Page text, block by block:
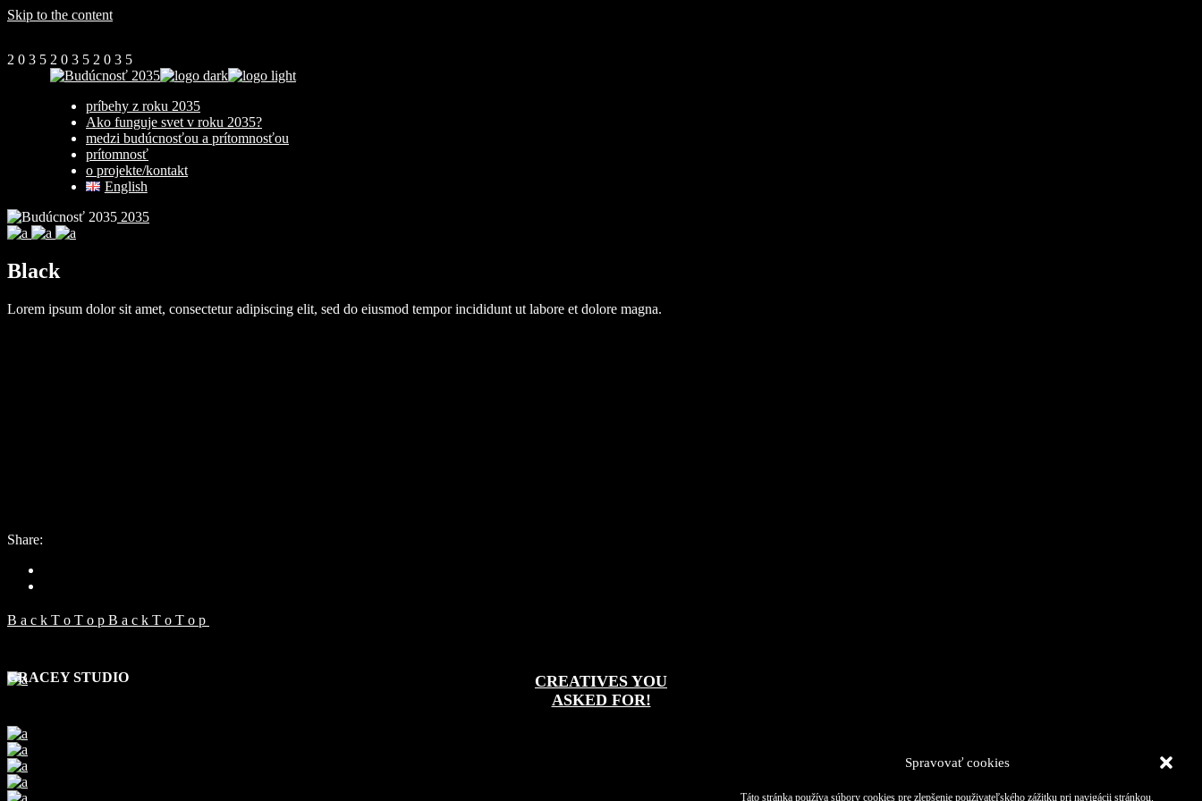
Spravovať cookies
Táto stránka používa súbory cookies pre zlepšenie použivateľského zážitku pri navigácii stránkou.
Skip to the content
2 0 3 5 2 0 3 5 2 0 3 5
príbehy z roku 2035
Ako funguje svet v roku 2035?
medzi budúcnosťou a prítomnosťou
prítomnosť
o projekte/kontakt
English
2035
Black
Lorem ipsum dolor sit amet, consectetur adipiscing elit, sed do eiusmod tempor incididunt ut labore et dolore magna.
Share:
B a c k T o T o p B a c k T o T o p
GRACEY STUDIO
CREATIVES YOU
ASKED FOR!